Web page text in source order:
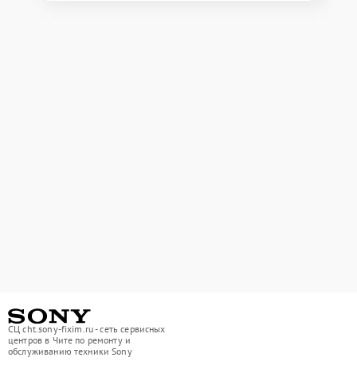
СЦ cht.sony-fixim.ru - сеть сервисных
центров в Чите по ремонту и
обслуживанию техники Sony